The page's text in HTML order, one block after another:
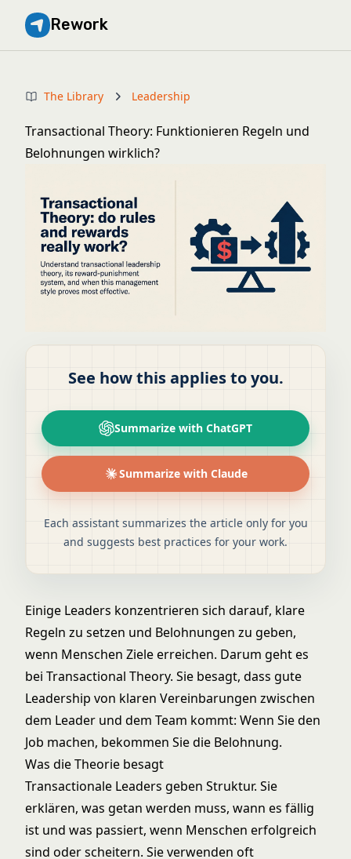
Rework
The Library Leadership
Transactional Theory: Funktionieren Regeln und
Belohnungen wirklich?
See how this applies to you.
Summarize with ChatGPT
Summarize with Claude
Each assistant summarizes the article only for you
and suggests best practices for your work.
Einige Leaders konzentrieren sich darauf, klare
Regeln zu setzen und Belohnungen zu geben,
wenn Menschen Ziele erreichen. Darum geht es
bei Transactional Theory. Sie besagt, dass gute
Leadership von klaren Vereinbarungen zwischen
dem Leader und dem Team kommt: Wenn Sie den
Job machen, bekommen Sie die Belohnung.
Was die Theorie besagt
Transactionale Leaders geben Struktur. Sie
erklären, was getan werden muss, wann es fällig
ist und was passiert, wenn Menschen erfolgreich
sind oder scheitern. Sie verwenden oft